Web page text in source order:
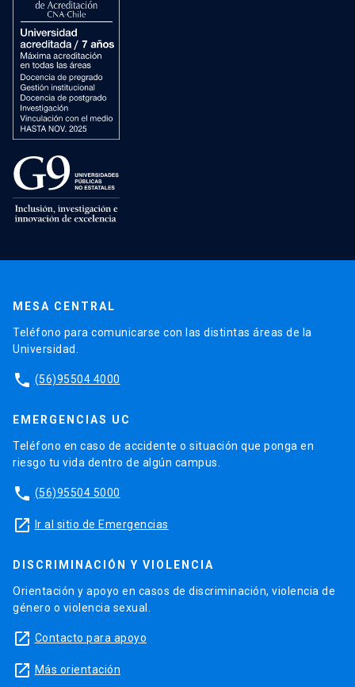
MESA CENTRAL
Teléfono para comunicarse con las distintas áreas de la
Universidad.
phone (56)95504 4000
EMERGENCIAS UC
Teléfono en caso de accidente o situación que ponga en
riesgo tu vida dentro de algún campus.
phone (56)95504 5000
launch Ir al sitio de Emergencias
DISCRIMINACIÓN Y VIOLENCIA
Orientación y apoyo en casos de discriminación, violencia de
género o violencia sexual.
launch Contacto para apoyo
launch Más orientación